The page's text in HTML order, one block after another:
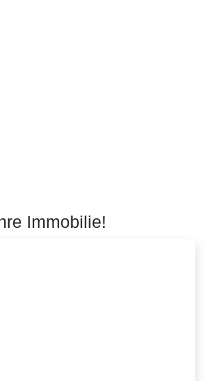
Immobilie!